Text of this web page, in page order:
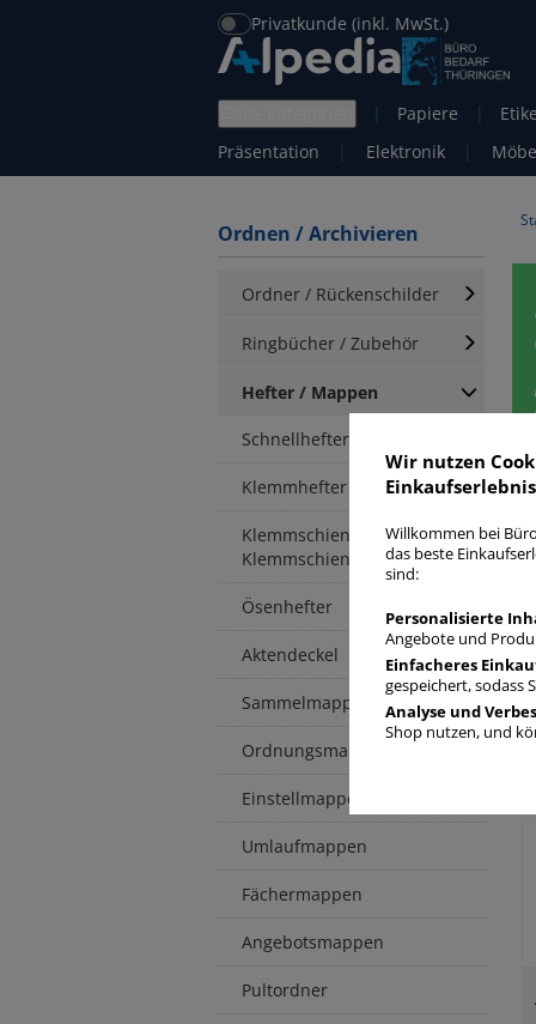
Privatkunde (inkl. MwSt.)
| Papiere |
Präsentation
| Elektronik |
Ordnen / Archivieren
Ordner / Rückenschilder
Ringbücher / Zubehör
Hefter / Mappen
Schnellhefter
Klemmhefter
Klemmschienen /
Klemmschienenhüllen
Ösenhefter
Aktendeckel
Sammelmappen / -boxen
Ordnungsmappen
Einstellmappen
Umlaufmappen
Fächermappen
Angebotsmappen
Pultordner
Wir nutzen
Willkommen bei
das beste
sind:
Personalisierte
Angebote und
Einfacheres
gespeichert, sodass
Analyse und
Shop nutzen, und